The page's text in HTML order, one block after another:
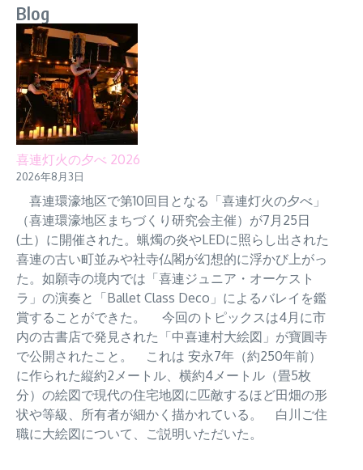
Blog
喜連灯火の夕べ 2026
2026年8月3日
喜連環濠地区で第10回目となる「喜連灯火の夕べ」
（喜連環濠地区まちづくり研究会主催）が7月25日
(土）に開催された。蝋燭の炎やLEDに照らし出された
喜連の古い町並みや社寺仏閣が幻想的に浮かび上がっ
た。如願寺の境内では「喜連ジュニア・オーケスト
ラ」の演奏と「Ballet Class Deco」によるバレイを鑑
賞することができた。 今回のトピックスは4月に市
内の古書店で発見された「中喜連村大絵図」が寶圓寺
で公開されたこと。 これは 安永7年（約250年前）
に作られた縦約2メートル、横約4メートル（畳5枚
分）の絵図で現代の住宅地図に匹敵するほど田畑の形
状や等級、所有者が細かく描かれている。 白川ご住
職に大絵図について、ご説明いただいた。